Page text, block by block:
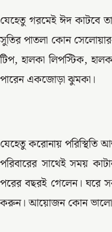
যেহেতু গরমেই ঈদ কাটবে
সুতির পাতলা কোন
টিপ, হালকা লিপস্টিক,
পারেন একজোড়া ঝুমকা।
যেহেতু করোনায়
পরিবারের সাথেই সময়
পরের বছরই গেলেন। ঘরে
করুন। আয়োজন কোন ভালো